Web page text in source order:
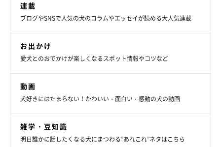
連載
ブログやSNSで人気の犬のコラムやエッセイが読める大人気連載
お出かけ
愛犬とのおでかけが楽しくなるスポット情報やコツなど
動画
犬好きにはたまらない！かわいい・面白い・感動の犬の動画
雑学・豆知識
明日誰かに話したくなる犬にまつわる”あれこれ”ネタはこちら